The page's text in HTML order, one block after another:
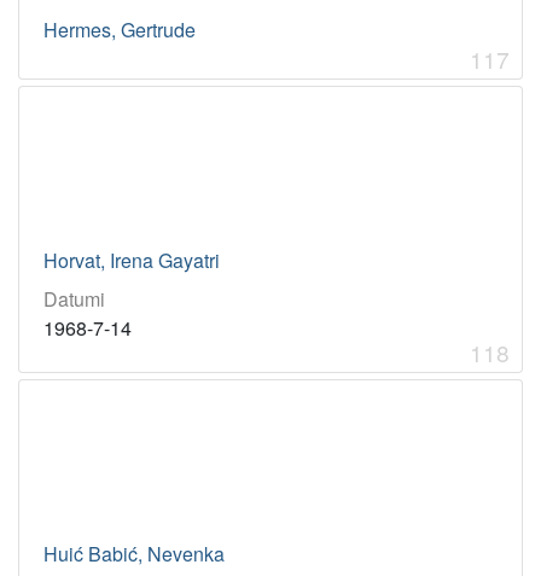
Hermes, Gertrude
117
Horvat, Irena Gayatri
Datumi
1968-7-14
118
Huić Babić, Nevenka